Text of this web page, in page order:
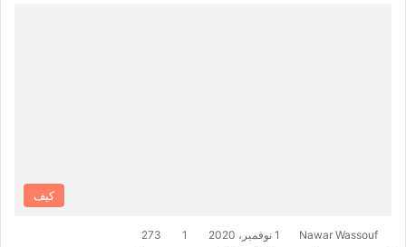
كيف
Nawar Wassouf 1 نوفمبر، 2020 1
273